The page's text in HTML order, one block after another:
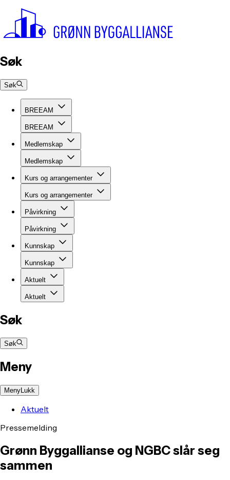
Søk
Søk
BREEAM
BREEAM
Medlemskap
Medlemskap
Kurs og arrangementer
Kurs og arrangementer
Påvirkning
Påvirkning
Kunnskap
Kunnskap
Aktuelt
Aktuelt
Søk
Søk
Meny
MenyLukk
Aktuelt
Pressemelding
Grønn Byggallianse og NGBC slår seg
sammen